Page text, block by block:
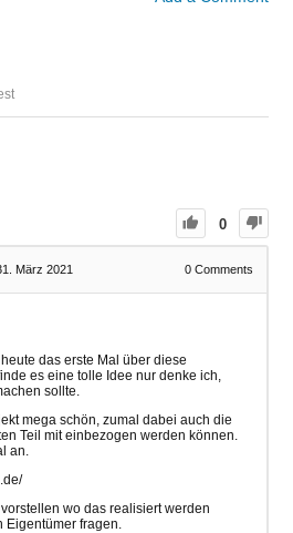
0
März 2021 0 Comments
das erste Mal über diese
es eine tolle Idee nur denke ich,
sollte.
mega schön, zumal dabei auch die
Teil mit einbezogen werden können.
an.
wo das realisiert werden
Eigentümer fragen.